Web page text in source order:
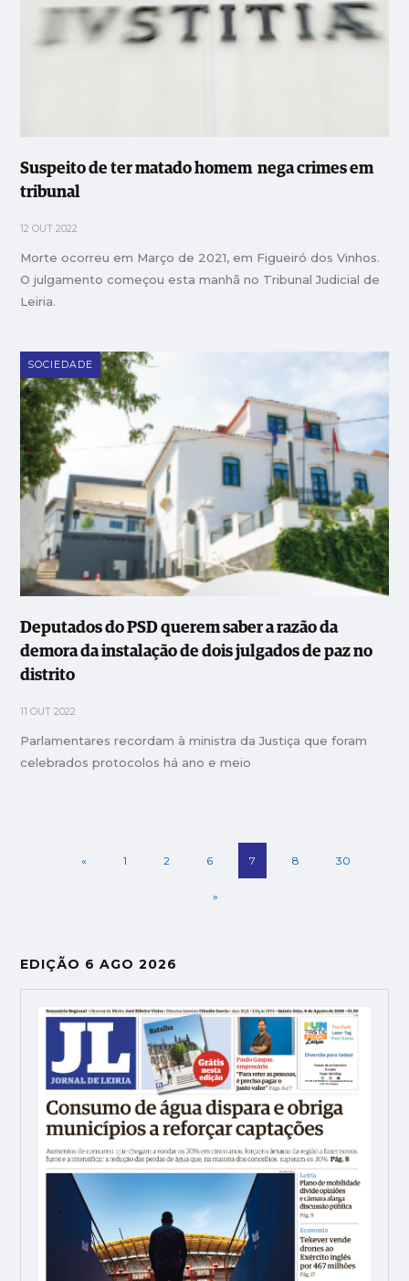
Suspeito de ter matado homem nega crimes em
tribunal
12 OUT 2022
Morte ocorreu em Março de 2021, em Figueiró dos Vinhos.
O julgamento começou esta manhã no Tribunal Judicial de
Leiria.
SOCIEDADE
Deputados do PSD querem saber a razão da
demora da instalação de dois julgados de paz no
distrito
11 OUT 2022
Parlamentares recordam à ministra da Justiça que foram
celebrados protocolos há ano e meio
« 1 2 6 7 8 30
»
EDIÇÃO 6 AGO 2026